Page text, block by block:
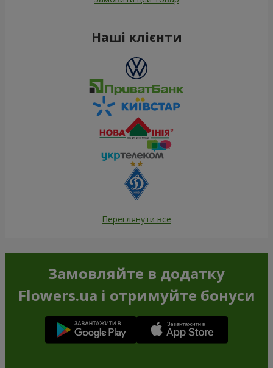
Наші клієнти
Переглянути все
Замовляйте в додатку
Flowers.ua і отримуйте бонуси